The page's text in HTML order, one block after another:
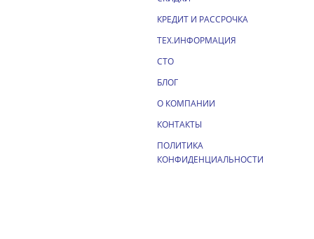
КРЕДИТ И РАССРОЧКА
ТЕХ.ИНФОРМАЦИЯ
СТО
БЛОГ
О КОМПАНИИ
КОНТАКТЫ
ПОЛИТИКА
КОНФИДЕНЦИАЛЬНОСТИ